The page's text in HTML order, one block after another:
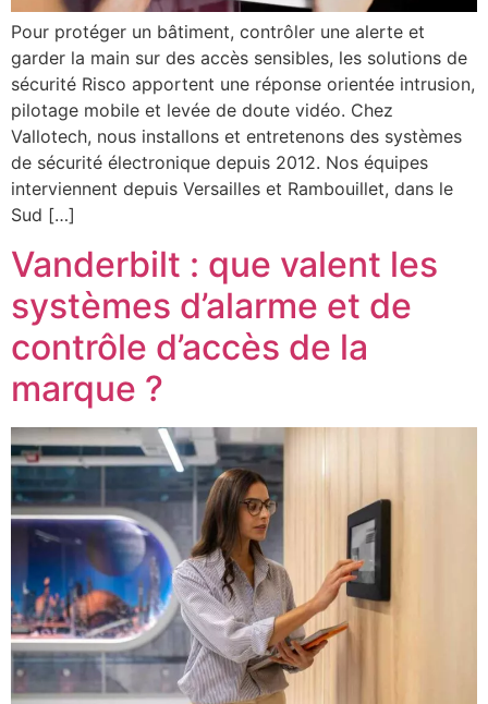
Pour protéger un bâtiment, contrôler une alerte et
garder la main sur des accès sensibles, les solutions de
sécurité Risco apportent une réponse orientée intrusion,
pilotage mobile et levée de doute vidéo. Chez
Vallotech, nous installons et entretenons des systèmes
de sécurité électronique depuis 2012. Nos équipes
interviennent depuis Versailles et Rambouillet, dans le
Sud […]
Vanderbilt : que valent les
systèmes d’alarme et de
contrôle d’accès de la
marque ?